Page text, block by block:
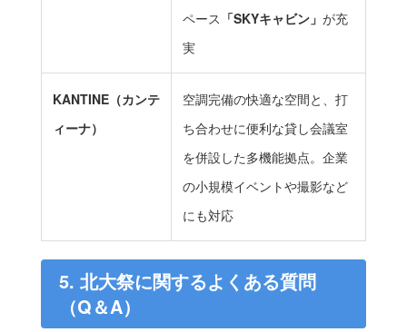
ペース 「SKYキャビン」 が充
実
KANTINE（カンテ
ィーナ）
空調完備の快適な空間と、打
ち合わせに便利な貸し会議室
を併設した多機能拠点。企業
の小規模イベントや撮影など
にも対応
5. 北大祭に関するよくある質問
（Q＆A）